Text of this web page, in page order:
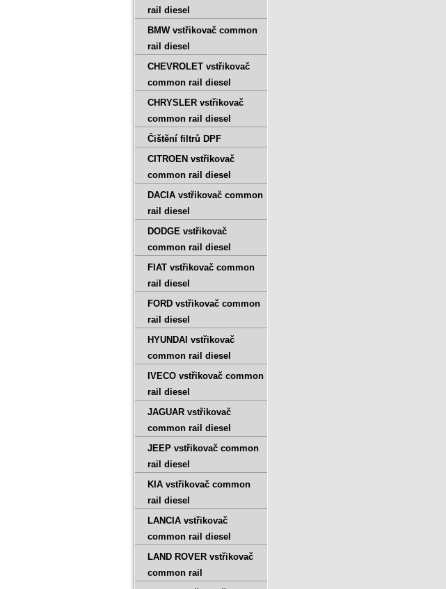
rail diesel
BMW vstřikovač common
rail diesel
CHEVROLET vstřikovač
common rail diesel
CHRYSLER vstřikovač
common rail diesel
Čištění filtrů DPF
CITROEN vstřikovač
common rail diesel
DACIA vstřikovač common
rail diesel
DODGE vstřikovač
common rail diesel
FIAT vstřikovač common
rail diesel
FORD vstřikovač common
rail diesel
HYUNDAI vstřikovač
common rail diesel
IVECO vstřikovač common
rail diesel
JAGUAR vstřikovač
common rail diesel
JEEP vstřikovač common
rail diesel
KIA vstřikovač common
rail diesel
LANCIA vstřikovač
common rail diesel
LAND ROVER vstřikovač
common rail